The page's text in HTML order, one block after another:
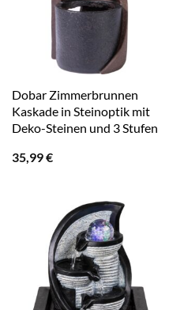
Dobar Zimmerbrunnen
Kaskade in Steinoptik mit
Deko-Steinen und 3 Stufen
35,99€